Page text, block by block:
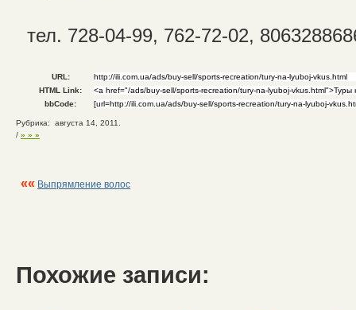
тел. 728-04-99, 762-72-02,
URL:
HTML Link:
bbCode:
Рубрика: августа 14, 2011.
/ » » »
«« Выпрямление волос
Похожие записи: